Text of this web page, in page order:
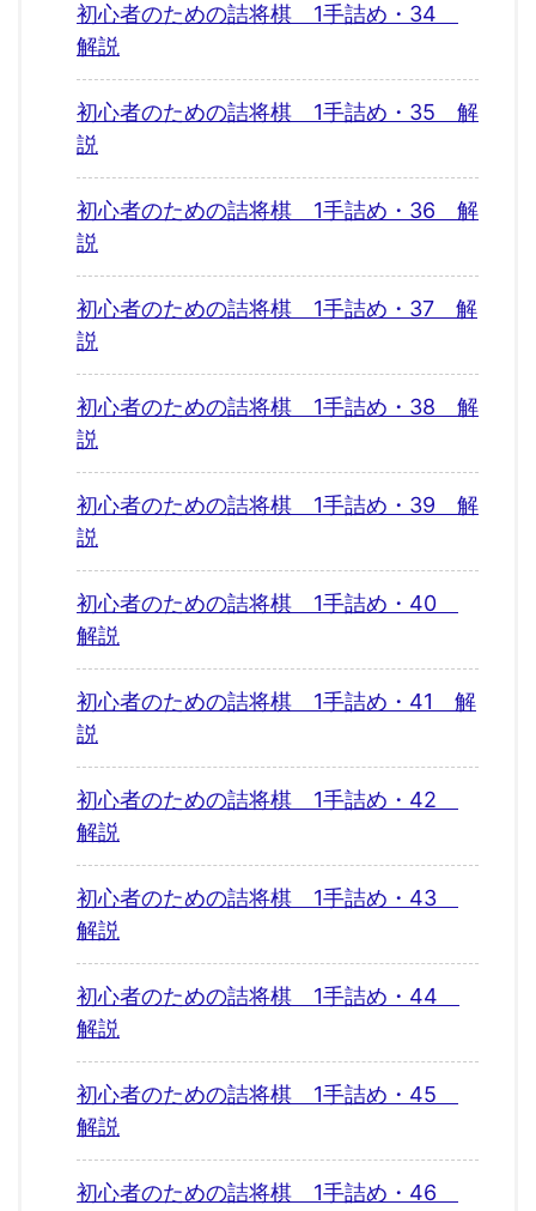
初心者のための詰将棋 1手詰め・34
解説
初心者のための詰将棋 1手詰め・35 解
説
初心者のための詰将棋 1手詰め・36 解
説
初心者のための詰将棋 1手詰め・37 解
説
初心者のための詰将棋 1手詰め・38 解
説
初心者のための詰将棋 1手詰め・39 解
説
初心者のための詰将棋 1手詰め・40
解説
初心者のための詰将棋 1手詰め・41 解
説
初心者のための詰将棋 1手詰め・42
解説
初心者のための詰将棋 1手詰め・43
解説
初心者のための詰将棋 1手詰め・44
解説
初心者のための詰将棋 1手詰め・45
解説
初心者のための詰将棋 1手詰め・46